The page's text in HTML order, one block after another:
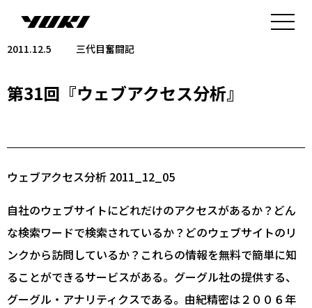
2011.12.5 三代目奮闘記
第31回『ウェブアクセス分析』
ウェブアクセス分析 2011_12_05
自社のウェブサイトにどれだけのアクセスがあるか？どん
な検索ワードで検索されているか？どのウェブサイトのリ
ンクから訪問しているか？これらの情報を無料で簡単に知
ることができるサービスがある。グーグル社の提供する、
グーグル・アナリティクスである。由紀精密は２００６年